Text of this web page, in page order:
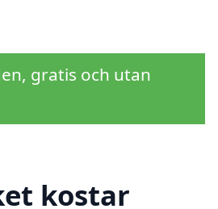
gratis och utan
kostar